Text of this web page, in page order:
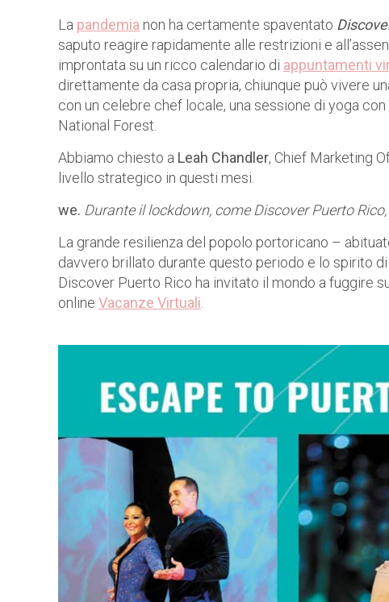
La pandemia non ha certamente spaventato
saputo reagire rapidamente alle restrizioni e
improntata su un ricco calendario di appuntamenti
direttamente da casa propria, chiunque può vivere
con un celebre chef locale, una sessione di yoga
National Forest.
Abbiamo chiesto a Leah Chandler, Chief Marketing
livello strategico in questi mesi.
we. Durante il lockdown, come Discover Puerto
La grande resilienza del popolo portoricano –
davvero brillato durante questo periodo e lo spirito
Discover Puerto Rico ha invitato il mondo a fuggire
online Vacanze Virtuali.